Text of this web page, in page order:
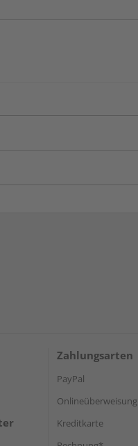
Zahlungsarten
PayPal
Onlineüberweisung
Kreditkarte